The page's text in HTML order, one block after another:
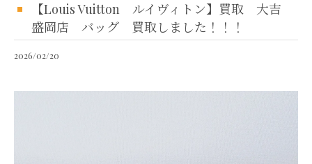
【Louis Vuitton ルイヴィトン】買取 大吉
盛岡店 バッグ 買取しました！！！
2026/02/20